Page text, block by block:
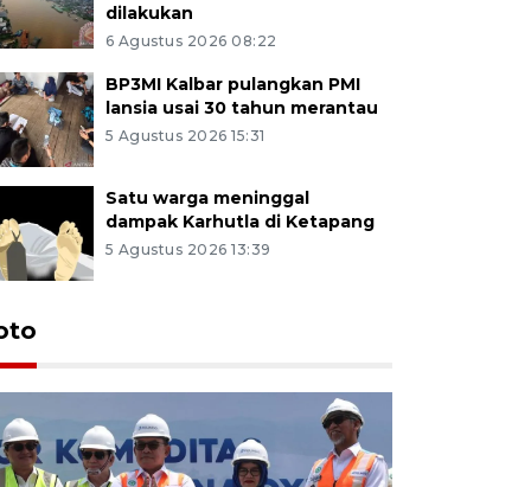
dilakukan
6 Agustus 2026 08:22
BP3MI Kalbar pulangkan PMI
lansia usai 30 tahun merantau
5 Agustus 2026 15:31
Satu warga meninggal
dampak Karhutla di Ketapang
5 Agustus 2026 13:39